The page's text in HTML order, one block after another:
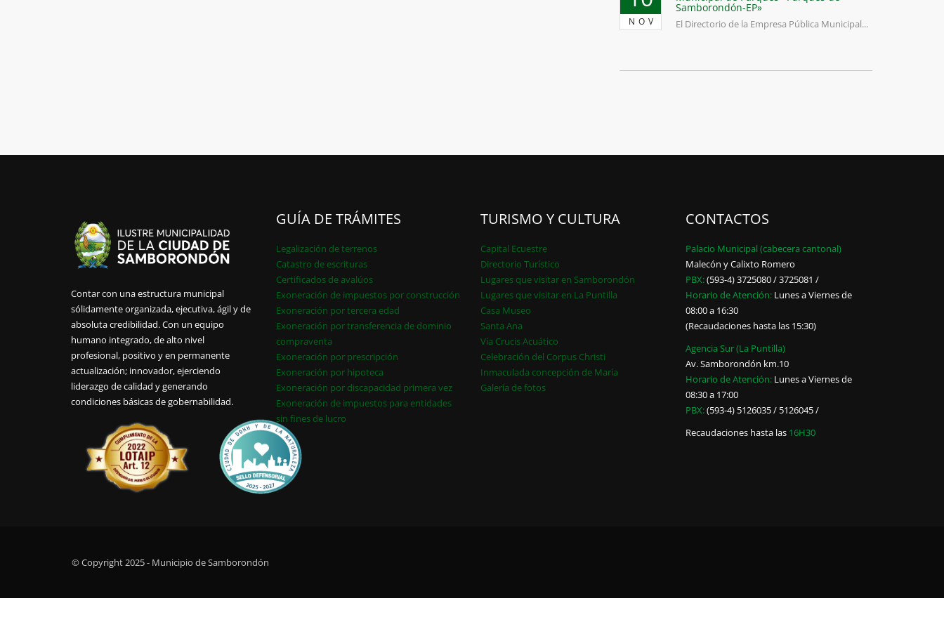
NOV
Samborondón-EP»
El Directorio de la Empresa Pública Municipal...
Contar con una estructura municipal
sólidamente organizada, ejecutiva, ágil y de
absoluta credibilidad. Con un equipo
humano integrado, de alto nivel
profesional, positivo y en permanente
actualización; innovador, ejerciendo
liderazgo de calidad y generando
condiciones básicas de gobernabilidad.
GUÍA DE TRÁMITES
Legalización de terrenos
Catastro de escrituras
Certificados de avalúos
Exoneración de impuestos por construcción
Exoneración por tercera edad
Exoneración por transferencia de dominio
compraventa
Exoneración por prescripción
Exoneración por hipoteca
Exoneración por discapacidad primera vez
Exoneración de impuestos para entidades
sin fines de lucro
TURISMO Y CULTURA
Capital Ecuestre
Directorio Turístico
Lugares que visitar en Samborondón
Lugares que visitar en La Puntilla
Casa Museo
Santa Ana
Vía Crucis Acuático
Celebración del Corpus Christi
Inmaculada concepción de María
Galería de fotos
CONTACTOS
Palacio Municipal (cabecera cantonal)
Malecón y Calixto Romero
PBX:(593-4) 3725080 / 3725081 /
Horario de Atención:Lunes a Viernes de
08:00 a 16:30
(Recaudaciones hasta las 15:30)
Agencia Sur (La Puntilla)
Av. Samborondón km.10
Horario de Atención:Lunes a Viernes de
08:30 a 17:00
PBX:(593-4) 5126035 / 5126045 /
Recaudaciones hasta las 16H30
© Copyright 2025 - Municipio de Samborondón